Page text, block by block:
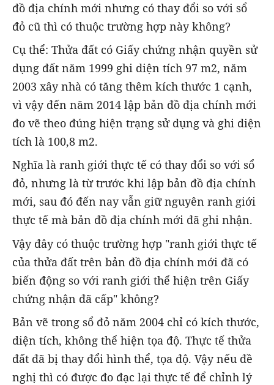
đồ địa chính mới nhưng có thay đổi so với sổ
đỏ cũ thì có thuộc trường hợp này không?
Cụ thể: Thửa đất có Giấy chứng nhận quyền sử
dụng đất năm 1999 ghi diện tích 97 m2, năm
2003 xây nhà có tăng thêm kích thước 1 cạnh,
vì vậy đến năm 2014 lập bản đồ địa chính mới
đo vẽ theo đúng hiện trạng sử dụng và ghi diện
tích là 100,8 m2.
Nghĩa là ranh giới thực tế có thay đổi so với sổ
đỏ, nhưng là từ trước khi lập bản đồ địa chính
mới, sau đó đến nay vẫn giữ nguyên ranh giới
thực tế mà bản đồ địa chính mới đã ghi nhận.
Vậy đây có thuộc trường hợp "ranh giới thực tế
của thửa đất trên bản đồ địa chính mới đã có
biến động so với ranh giới thể hiện trên Giấy
chứng nhận đã cấp" không?
Bản vẽ trong sổ đỏ năm 2004 chỉ có kích thước,
diện tích, không thể hiện tọa độ. Thực tế thửa
đất đã bị thay đổi hình thể, tọa độ. Vậy nếu đề
nghị thì có được đo đạc lại thực tế để chỉnh lý